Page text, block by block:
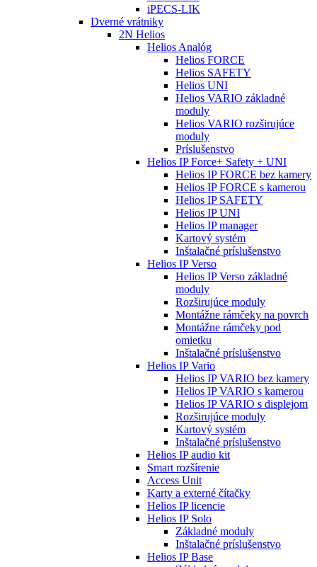
iPECS-LIK
Dverné vrátniky
2N Helios
Helios Analóg
Helios FORCE
Helios SAFETY
Helios UNI
Helios VARIO základné
moduly
Helios VARIO rozširujúce
moduly
Príslušenstvo
Helios IP Force+ Safety + UNI
Helios IP FORCE bez kamery
Helios IP FORCE s kamerou
Helios IP SAFETY
Helios IP UNI
Helios IP manager
Kartový systém
Inštalačné príslušenstvo
Helios IP Verso
Helios IP Verso základné
moduly
Rozširujúce moduly
Montážne rámčeky na povrch
Montážne rámčeky pod
omietku
Inštalačné príslušenstvo
Helios IP Vario
Helios IP VARIO bez kamery
Helios IP VARIO s kamerou
Helios IP VARIO s displejom
Rozširujúce moduly
Kartový systém
Inštalačné príslušenstvo
Helios IP audio kit
Smart rozšírenie
Access Unit
Karty a externé čítačky
Helios IP licencie
Helios IP Solo
Základné moduly
Inštalačné príslušenstvo
Helios IP Base